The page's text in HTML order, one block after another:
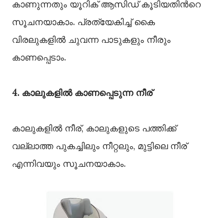
കാണുന്നതും യൂറിക് ആസിഡ് കൂടിയതിന്‍റെ
സൂചനയാകാം. പ്രത്യേകിച്ച്‌ കൈ
വിരലുകളില്‍ ചുവന്ന പാടുകളും നീരും
കാണപ്പെടാം.
4. കാലുകളില്‍ കാണപ്പെടുന്ന നീര്
കാലുകളില്‍ നീര്, കാലുകളുടെ പത്തിക്ക്
വല്ലാത്ത പുകച്ചിലും നീറ്റലും, മുട്ടിലെ നീര്
എന്നിവയും സൂചനയാകാം.